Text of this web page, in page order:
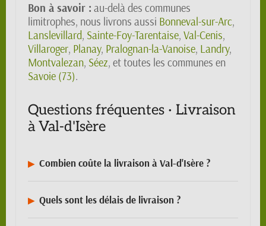
Bon à savoir : au-delà des communes
limitrophes, nous livrons aussi Bonneval-sur-Arc,
Lanslevillard, Sainte-Foy-Tarentaise, Val-Cenis,
Villaroger, Planay, Pralognan-la-Vanoise, Landry,
Montvalezan, Séez, et toutes les communes en
Savoie (73).
Questions fréquentes · Livraison
à Val-d'Isère
Combien coûte la livraison à Val-d'Isère ?
Quels sont les délais de livraison ?